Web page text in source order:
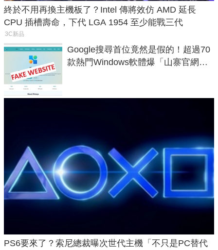
終於不用再換主機板了？Intel 傳將效仿 AMD 延長
CPU 插槽壽命，下代 LGA 1954 至少能戰三代
3C新品
Google搜尋首位竟然是假的！超過70
款熱門Windows軟體爆「山寨官網」
PS6要來了？索尼總裁曝次世代主機「不只是PC替代